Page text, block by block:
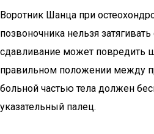
Воротник Шанца при
позвоночника нельзя
сдавливание может
правильном положении между
больной частью тела должен
указательный палец.